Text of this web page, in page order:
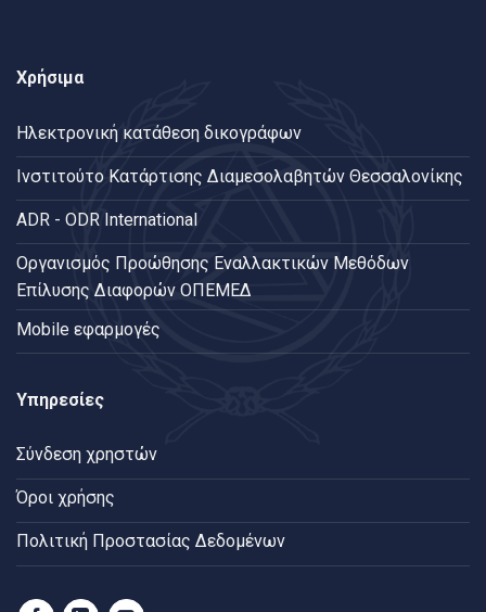
Χρήσιμα
Ηλεκτρονική κατάθεση δικογράφων
Ινστιτούτο Κατάρτισης Διαμεσολαβητών Θεσσαλονίκης
ADR - ODR International
Oργανισμός Προώθησης Εναλλακτικών Μεθόδων
Επίλυσης Διαφορών ΟΠΕΜΕΔ
Mobile εφαρμογές
Υπηρεσίες
Σύνδεση χρηστών
Όροι χρήσης
Πολιτική Προστασίας Δεδομένων